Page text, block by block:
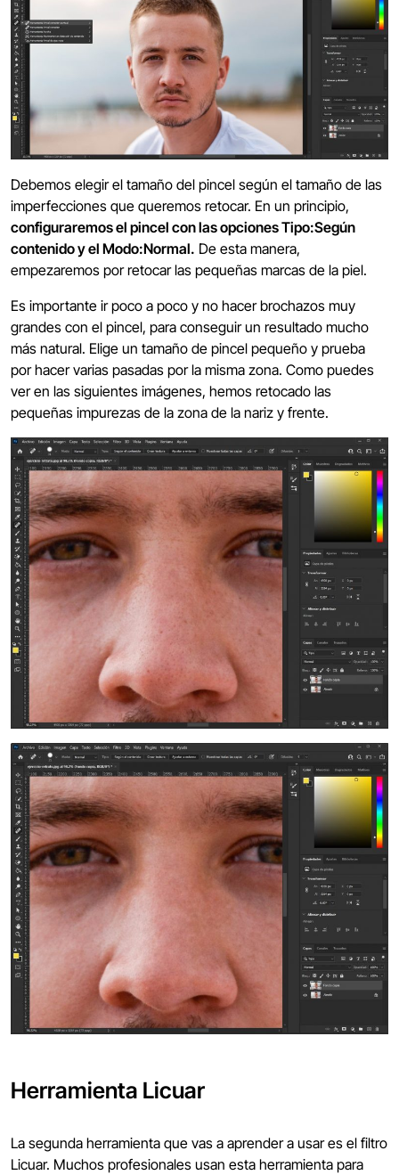
Debemos elegir el tamaño del pincel según el tamaño de las
imperfecciones que queremos retocar. En un principio,
configuraremos el pincel con las opciones Tipo:Según
contenido y el Modo:Normal. De esta manera,
empezaremos por retocar las pequeñas marcas de la piel.
Es importante ir poco a poco y no hacer brochazos muy
grandes con el pincel, para conseguir un resultado mucho
más natural. Elige un tamaño de pincel pequeño y prueba
por hacer varias pasadas por la misma zona. Como puedes
ver en las siguientes imágenes, hemos retocado las
pequeñas impurezas de la zona de la nariz y frente.
Herramienta Licuar
La segunda herramienta que vas a aprender a usar es el filtro
Licuar. Muchos profesionales usan esta herramienta para